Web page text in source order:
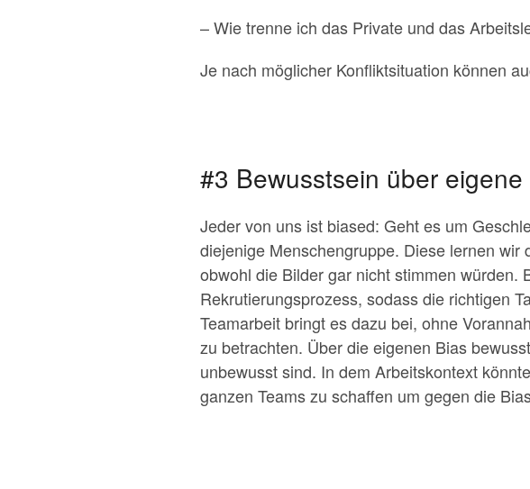
– Wie trenne ich das Private und das
Je nach möglicher Konfliktsituation können
#3 Bewusstsein über eigene
Jeder von uns ist biased: Geht es um
diejenige Menschengruppe. Diese lernen
obwohl die Bilder gar nicht stimmen würden.
Rekrutierungsprozess, sodass die richtigen
Teamarbeit bringt es dazu bei, ohne
zu betrachten. Über die eigenen Bias
unbewusst sind. In dem Arbeitskontext
ganzen Teams zu schaffen um gegen die